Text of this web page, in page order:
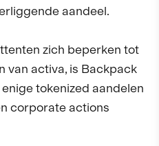
aandeel.
zich beperken tot
van activa, is Backpack
tokenized aandelen
corporate actions